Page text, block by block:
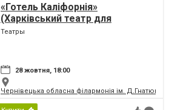
«Готель Каліфорнія»
(Харківський театр для
дорослих)
Театры
28 жовтня, 18:00
Чернівецька обласна філармонія ім. Д.Гнатюка